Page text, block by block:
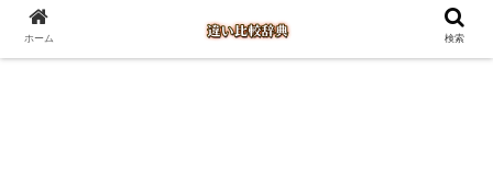
ホーム 検索